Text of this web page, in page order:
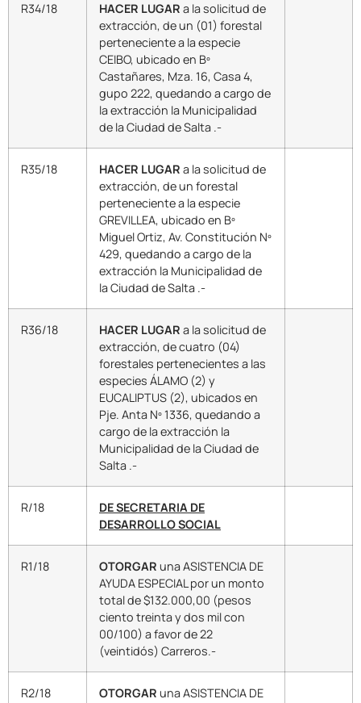
R34/18 HACER LUGAR a la solicitud de
extracción, de un (01) forestal
perteneciente a la especie
CEIBO, ubicado en Bº
Castañares, Mza. 16, Casa 4,
gupo 222, quedando a cargo de
la extracción la Municipalidad
de la Ciudad de Salta .-
R35/18 HACER LUGAR a la solicitud de
extracción, de un forestal
perteneciente a la especie
GREVILLEA, ubicado en Bº
Miguel Ortiz, Av. Constitución Nº
429, quedando a cargo de la
extracción la Municipalidad de
la Ciudad de Salta .-
R36/18 HACER LUGAR a la solicitud de
extracción, de cuatro (04)
forestales pertenecientes a las
especies ÁLAMO (2) y
EUCALIPTUS (2), ubicados en
Pje. Anta Nº 1336, quedando a
cargo de la extracción la
Municipalidad de la Ciudad de
Salta .-
R/18
DE SECRETARIA DE
DESARROLLO SOCIAL
R1/18 OTORGAR una ASISTENCIA DE
AYUDA ESPECIAL por un monto
total de $132.000,00 (pesos
ciento treinta y dos mil con
00/100) a favor de 22
(veintidós) Carreros.-
R2/18 OTORGAR una ASISTENCIA DE